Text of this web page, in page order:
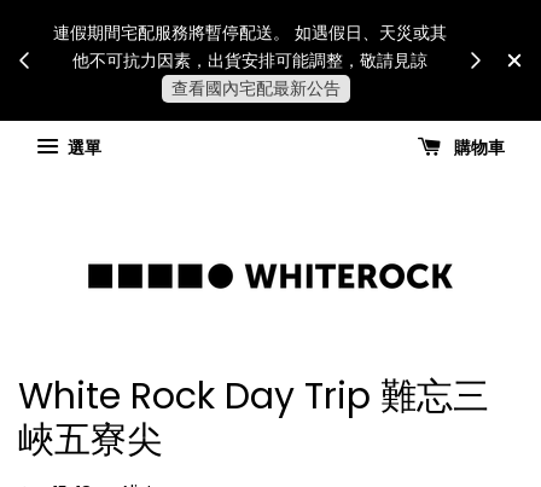
連假期間宅配服務將暫停配送。 如遇假日、天災或其
他不可抗力因素，出貨安排可能調整，敬請見諒
查看國內宅配最新公告
for all
國
選單
購物車
White Rock Day Trip 難忘三
峽五寮尖